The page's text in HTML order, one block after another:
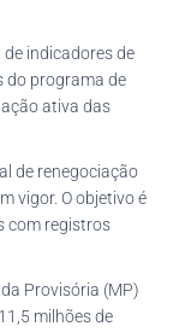
indicadores de
do programa de
ativa das
de renegociação
vigor. O objetivo é
com registros
Provisória (MP)
milhões de